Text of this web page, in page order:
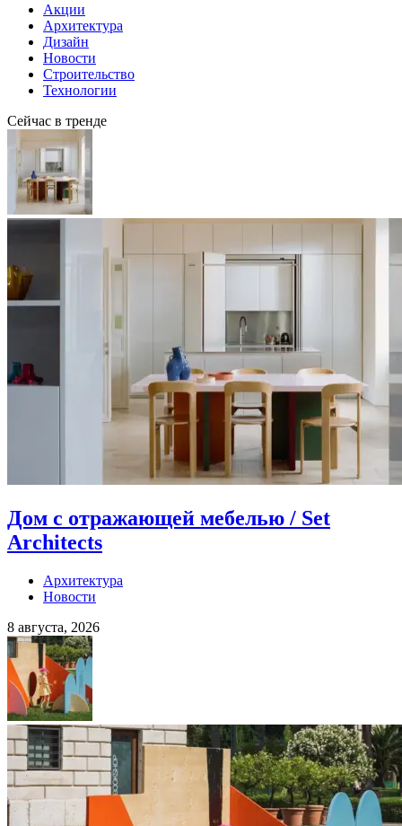
Акции
Архитектура
Дизайн
Новости
Строительство
Технологии
Сейчас в тренде
Дом с отражающей мебелью / Set
Architects
Архитектура
Новости
8 августа, 2026